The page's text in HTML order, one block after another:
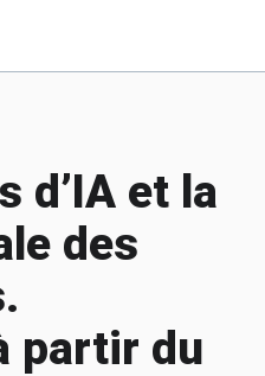
d’IA et la
des
partir du